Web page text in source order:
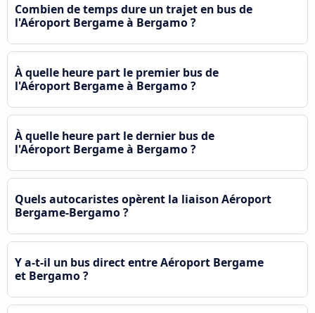
Combien de temps dure un trajet en bus de
l'Aéroport Bergame à Bergamo ?
À quelle heure part le premier bus de
l'Aéroport Bergame à Bergamo ?
À quelle heure part le dernier bus de
l'Aéroport Bergame à Bergamo ?
Quels autocaristes opèrent la liaison Aéroport
Bergame-Bergamo ?
Y a-t-il un bus direct entre Aéroport Bergame
et Bergamo ?